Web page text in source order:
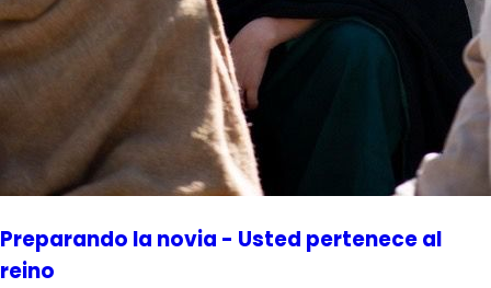
Preparando la novia - Usted pertenece al
reino